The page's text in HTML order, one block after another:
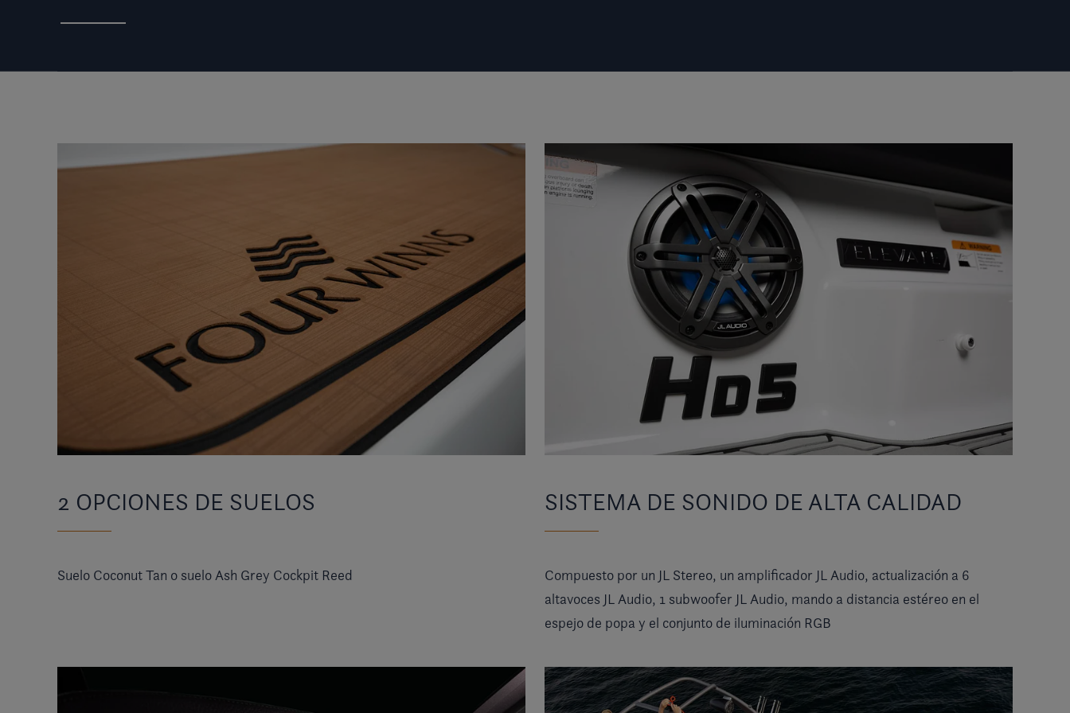
2 OPCIONES DE SUELOS
Suelo Coconut Tan o suelo Ash Grey Cockpit Reed
SISTEMA DE SONIDO DE ALTA CALIDAD
Compuesto por un JL Stereo, un amplificador JL Audio, actualización a 6
altavoces JL Audio, 1 subwoofer JL Audio, mando a distancia estéreo en el
espejo de popa y el conjunto de iluminación RGB